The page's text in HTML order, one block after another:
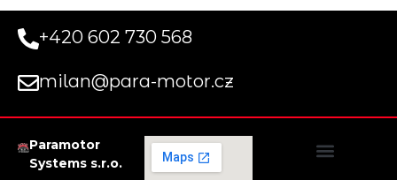
+420 602 730 568
milan@para-motor.cz
Paramotor
Systems s.r.o.